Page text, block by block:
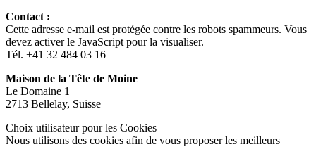
Contact :
Cette adresse e-mail est protégée contre les robots spammeurs. Vous
devez activer le JavaScript pour la visualiser.
Tél. +41 32 484 03 16
Maison de la Tête de Moine
Le Domaine 1
2713 Bellelay, Suisse
Choix utilisateur pour les Cookies
Nous utilisons des cookies afin de vous proposer les meilleurs